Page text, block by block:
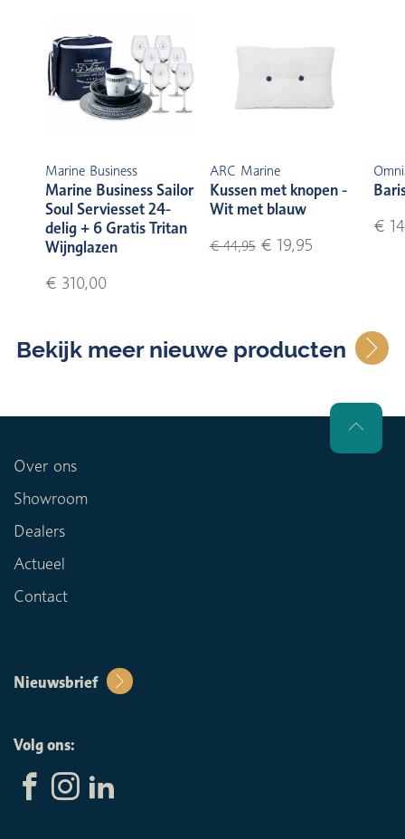
Marine Business
Marine Business Sailor
Soul Serviesset 24-
delig + 6 Gratis Tritan
Wijnglazen
€ 310,00
ARC Marine
Kussen met knopen -
Wit met blauw
€ 44,95€ 19,95
€
Bekijk meer nieuwe producten
Over ons
Showroom
Dealers
Actueel
Contact
Nieuwsbrief
Volg ons: